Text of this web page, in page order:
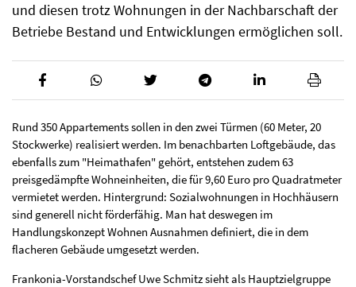
und diesen trotz Wohnungen in der Nachbarschaft der
Betriebe Bestand und Entwicklungen ermöglichen soll.
Rund 350 Appartements sollen in den zwei Türmen (60 Meter, 20
Stockwerke) realisiert werden. Im benachbarten Loftgebäude, das
ebenfalls zum "Heimathafen" gehört, entstehen zudem 63
preisgedämpfte Wohneinheiten, die für 9,60 Euro pro Quadratmeter
vermietet werden. Hintergrund: Sozialwohnungen in Hochhäusern
sind generell nicht förderfähig. Man hat deswegen im
Handlungskonzept Wohnen Ausnahmen definiert, die in dem
flacheren Gebäude umgesetzt werden.
Frankonia-Vorstandschef Uwe Schmitz sieht als Hauptzielgruppe